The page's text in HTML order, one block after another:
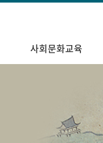
사회문화교육